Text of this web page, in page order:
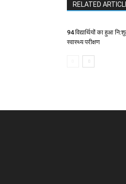
RELATED
94 विद्यार्थियों का हुआ
स्वास्थ्य परीक्षण